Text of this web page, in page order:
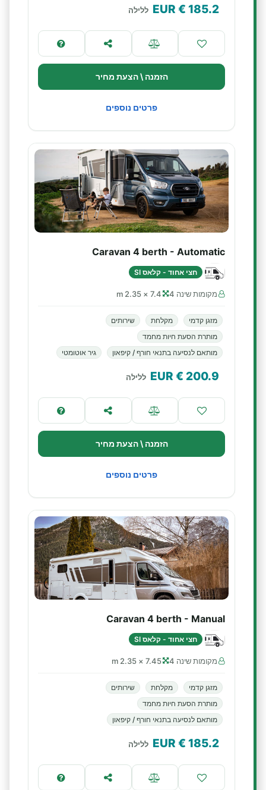
185.2
€ EUR ללילה
הזמנה \ הצעת מחיר
פרטים נוספים
Caravan 4 berth - Automatic
חצי אחוד - קלאס SI
מקומות שינה 4 7.4 × 2.35 m
מזגן קדמי מקלחת
שירותים
מותרת הסעת חיות מחמד
מותאם לנסיעה בתנאי חורף / קיפאון
גיר אוטומטי
200.9
€ EUR ללילה
הזמנה \ הצעת מחיר
פרטים נוספים
Caravan 4 berth - Manual
חצי אחוד - קלאס SI
מקומות שינה 4 7.45 × 2.35 m
מזגן קדמי מקלחת
שירותים
מותרת הסעת חיות מחמד
מותאם לנסיעה בתנאי חורף / קיפאון
185.2
€ EUR ללילה